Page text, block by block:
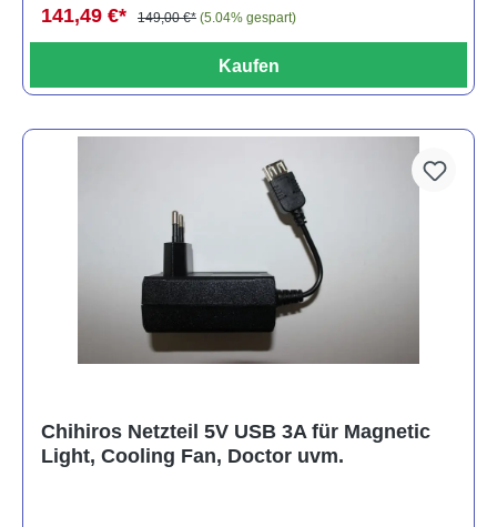
141,49 €* 149,00 €* (5.04% gespart)
Kaufen
Chihiros Netzteil 5V USB 3A für Magnetic
Light, Cooling Fan, Doctor uvm.